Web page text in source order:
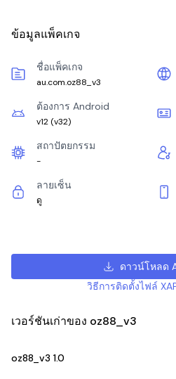
ข้อมูลแพ็คเกจ
ชื่อแพ็คเกจ
au.com.oz88_v3
ต้องการ Android
v12 (v32)
สถาปัตยกรรม
-
ลายเซ็น
ดู
ดาวน์โหลด
วิธีการติดตั้งไฟล์
เวอร์ชันเก่าของ oz88_v3
oz88_v3 1.0